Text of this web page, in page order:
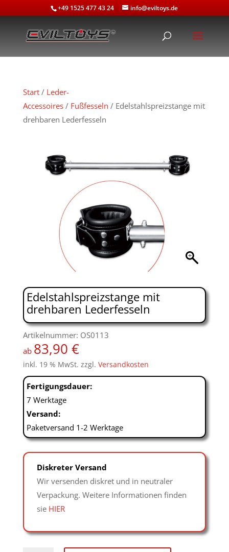
+49 1525 477 43 24 info@eviltoys.de
Start/ Leder-
Accessoires/ Fußfesseln / Edelstahlspreizstange mit
drehbaren Lederfesseln
Edelstahlspreizstange mit
drehbaren Lederfesseln
Artikelnummer: OS0113
ab 83,90 €
inkl. 19 % MwSt. zzgl. Versandkosten
Fertigungsdauer:
7 Werktage
Versand:
Paketversand 1-2 Werktage
Diskreter Versand
Wir versenden diskret und in neutraler
Verpackung. Weitere Informationen finden
sie HIER